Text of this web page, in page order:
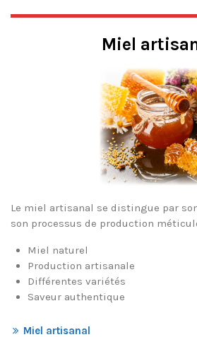
Miel
Le miel artisanal se distingue par
son processus de production
Miel naturel
Production artisanale
Différentes variétés
Saveur authentique
Miel artisanal